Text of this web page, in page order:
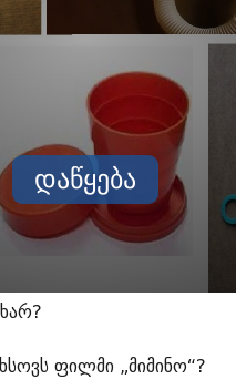
ფილმი „მიმინო“?